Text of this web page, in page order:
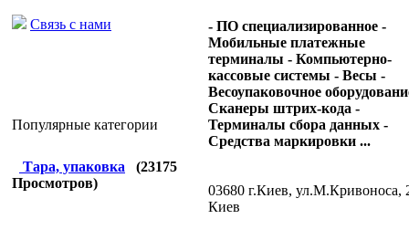
Связь с нами
Популярные категории
Тара, упаковка (23175
Просмотров)
- ПО специализированное -
Мобильные платежные
терминалы - Компьютерно-
кассовые системы - Весы -
Весоупаковочное
Сканеры штрих-кода -
Терминалы сбора данных -
Средства маркировки ...
03680 г.Киев, ул.М.Кривоноса,
Киев